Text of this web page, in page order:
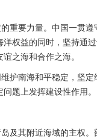
要力量。中国一贯遵
权益的同时，坚持通
之海和合作之海。
南海和平稳定，坚定
题上发挥建设性作用。
其附近海域的主权。